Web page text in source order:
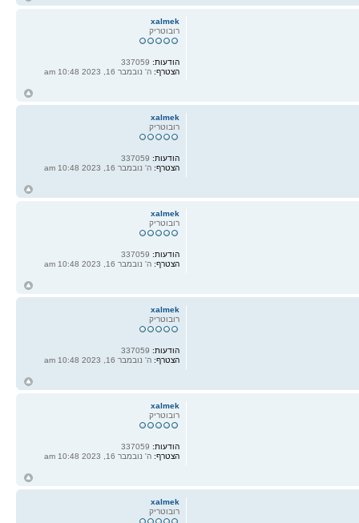
xalmek
רובוטריק
הודעות:337059
הצטרף:ה' נובמבר 16, 2023 10:48 am
xalmek
רובוטריק
הודעות:
הצטרף: ה' נובמבר 16, 2023 10:48 am
xalmek
רובוטריק
הודעות:337059
הצטרף:ה' נובמבר 16, 2023 10:48 am
xalmek
רובוטריק
הודעות:
הצטרף: ה' נובמבר 16, 2023 10:48 am
xalmek
רובוטריק
הודעות:337059
הצטרף:ה' נובמבר 16, 2023 10:48 am
xalmek
רובוטריק